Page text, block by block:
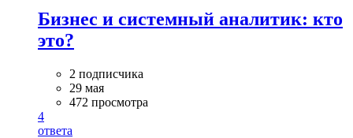
Бизнес и системный аналитик: кто
это?
2 подписчика
29 мая
472 просмотра
4
ответа